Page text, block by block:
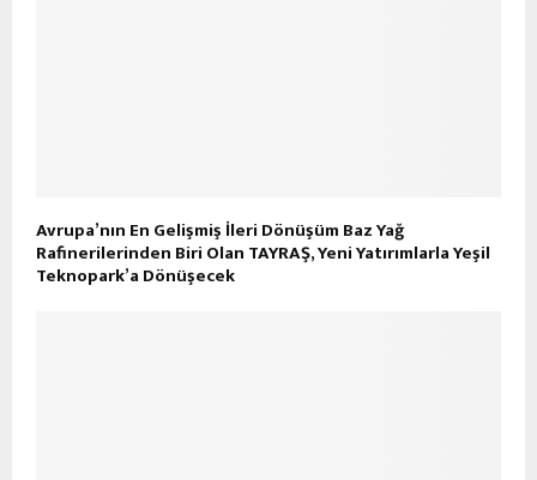
Avrupa’nın En Gelişmiş İleri Dönüşüm Baz Yağ
Rafinerilerinden Biri Olan TAYRAŞ, Yeni Yatırımlarla Yeşil
Teknopark’a Dönüşecek